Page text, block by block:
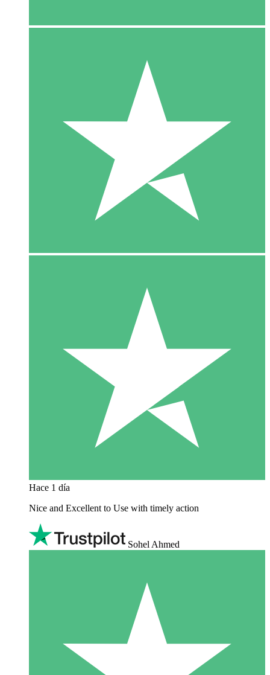
Hace 1 día
Nice and Excellent to Use with timely action
Sohel Ahmed